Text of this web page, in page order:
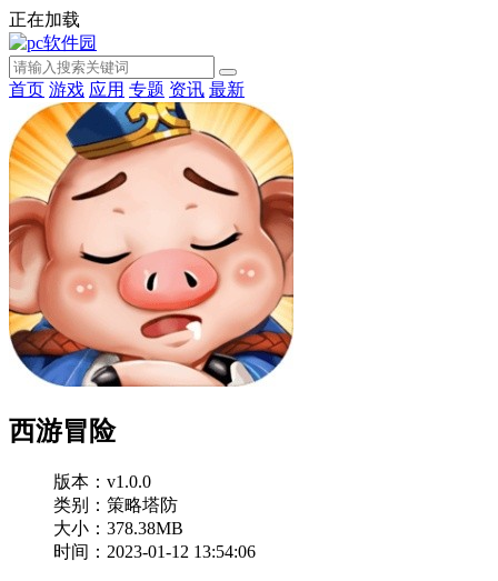
正在加载
首页 游戏 应用 专题 资讯 最新
西游冒险
版本：v1.0.0
类别：策略塔防
大小：378.38MB
时间：2023-01-12 13:54:06